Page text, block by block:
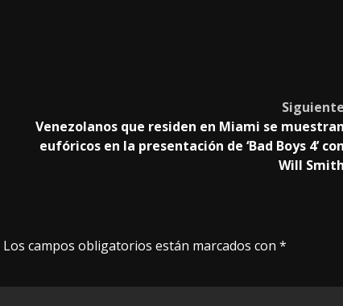
Siguiente
Venezolanos que residen en Miami se muestran
eufóricos en la presentación de ‘Bad Boys 4’ con
Will Smith
Los campos obligatorios están marcados con *